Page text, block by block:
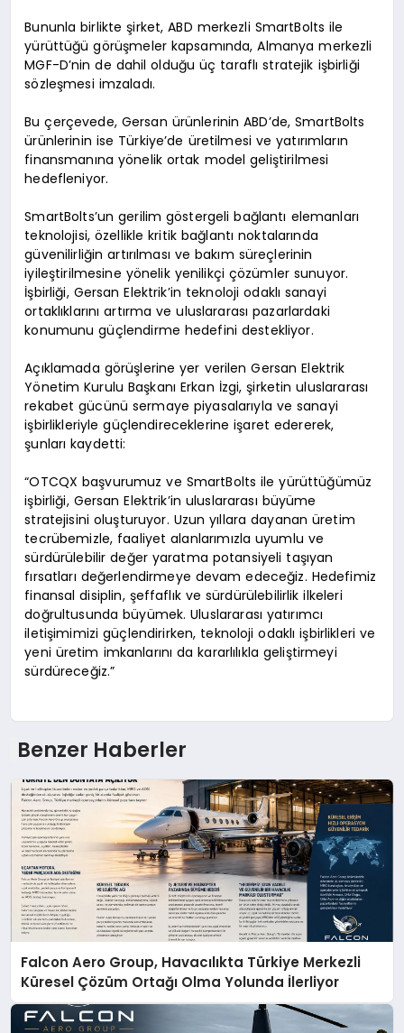
Bununla birlikte şirket, ABD merkezli SmartBolts ile
yürüttüğü görüşmeler kapsamında, Almanya merkezli
MGF-D’nin de dahil olduğu üç taraflı stratejik işbirliği
sözleşmesi imzaladı.
Bu çerçevede, Gersan ürünlerinin ABD’de, SmartBolts
ürünlerinin ise Türkiye’de üretilmesi ve yatırımların
finansmanına yönelik ortak model geliştirilmesi
hedefleniyor.
SmartBolts’un gerilim göstergeli bağlantı elemanları
teknolojisi, özellikle kritik bağlantı noktalarında
güvenilirliğin artırılması ve bakım süreçlerinin
iyileştirilmesine yönelik yenilikçi çözümler sunuyor.
İşbirliği, Gersan Elektrik’in teknoloji odaklı sanayi
ortaklıklarını artırma ve uluslararası pazarlardaki
konumunu güçlendirme hedefini destekliyor.
Açıklamada görüşlerine yer verilen Gersan Elektrik
Yönetim Kurulu Başkanı Erkan İzgi, şirketin uluslararası
rekabet gücünü sermaye piyasalarıyla ve sanayi
işbirlikleriyle güçlendireceklerine işaret edererek,
şunları kaydetti:
“OTCQX başvurumuz ve SmartBolts ile yürüttüğümüz
işbirliği, Gersan Elektrik’in uluslararası büyüme
stratejisini oluşturuyor. Uzun yıllara dayanan üretim
tecrübemizle, faaliyet alanlarımızla uyumlu ve
sürdürülebilir değer yaratma potansiyeli taşıyan
fırsatları değerlendirmeye devam edeceğiz. Hedefimiz
finansal disiplin, şeffaflık ve sürdürülebilirlik ilkeleri
doğrultusunda büyümek. Uluslararası yatırımcı
iletişimimizi güçlendirirken, teknoloji odaklı işbirlikleri ve
yeni üretim imkanlarını da kararlılıkla geliştirmeyi
sürdüreceğiz.”
Benzer Haberler
Falcon Aero Group, Havacılıkta Türkiye Merkezli
Küresel Çözüm Ortağı Olma Yolunda İlerliyor